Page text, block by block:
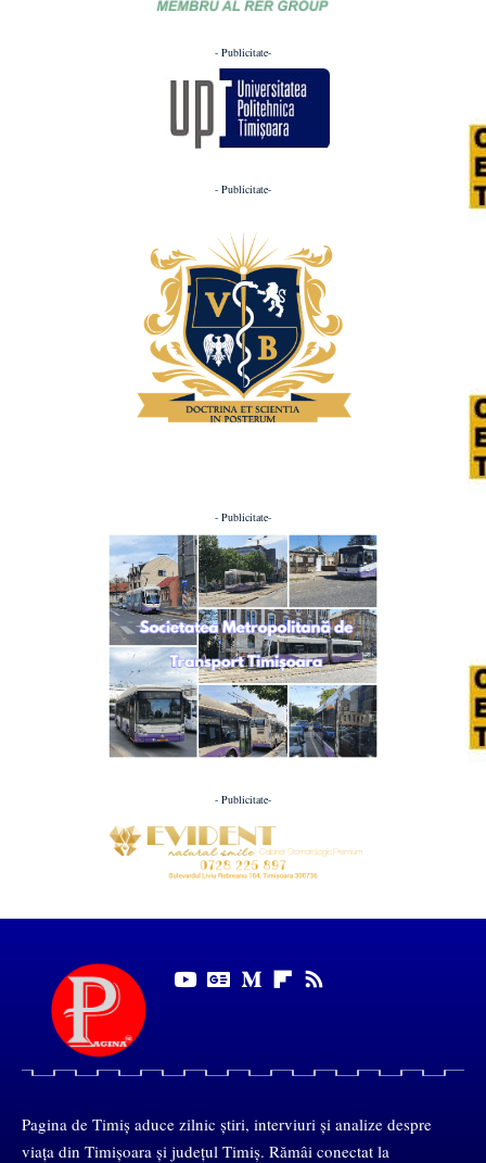
- Publicitate-
- Publicitate-
- Publicitate-
- Publicitate-
Pagina de Timiș aduce zilnic știri, interviuri și analize despre
viața din Timișoara și județul Timiș. Rămâi conectat la